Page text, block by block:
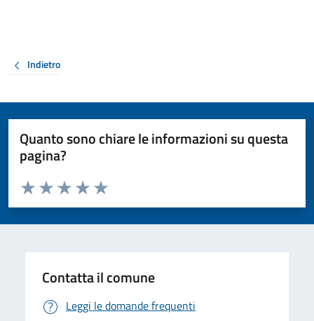
Indietro
Quanto sono chiare le informazioni su questa
pagina?
Valuta da 1 a 5 stelle la pagina
Valuta 5 stelle su 5
Valuta 4 stelle su 5
Valuta 3 stelle su 5
Valuta 2 stelle su 5
Valuta 1 stelle su 5
Contatta il comune
Leggi le domande frequenti